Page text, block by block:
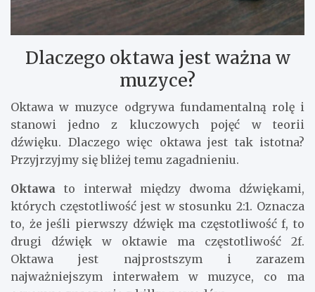
Dlaczego oktawa jest ważna w
muzyce?
Oktawa w muzyce odgrywa fundamentalną rolę i
stanowi jedno z kluczowych pojęć w teorii
dźwięku. Dlaczego więc oktawa jest tak istotna?
Przyjrzyjmy się bliżej temu zagadnieniu.
Oktawa to interwał między dwoma dźwiękami,
których częstotliwość jest w stosunku 2:1. Oznacza
to, że jeśli pierwszy dźwięk ma częstotliwość f, to
drugi dźwięk w oktawie ma częstotliwość 2f.
Oktawa jest najprostszym i zarazem
najważniejszym interwałem w muzyce, co ma